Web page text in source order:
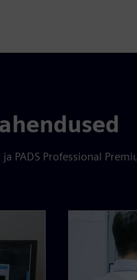
ja PADS Professional